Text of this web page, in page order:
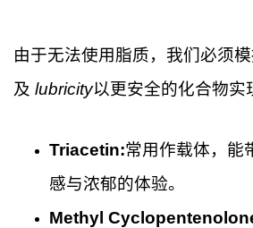
由于无法使用脂质，我们必须
及 lubricity以更安全的化合物实
Triacetin:常用作载体，能
感与浓郁的体验。
Methyl